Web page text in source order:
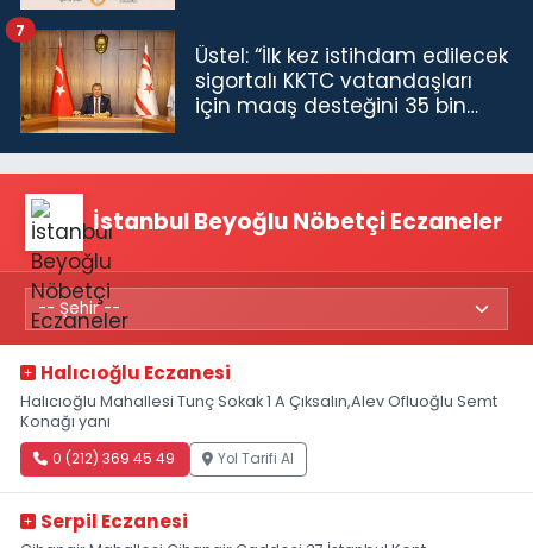
Üstel: “İlk kez istihdam edilecek
sigortalı KKTC vatandaşları
için maaş desteğini 35 bin
7
İstanbul Beyoğlu Nöbetçi Eczaneler
Halıcıoğlu Eczanesi
Halıcıoğlu Mahallesi Tunç Sokak 1 A Çıksalın,Alev Ofluoğlu Semt
Konağı yanı
0 (212) 369 45 49 Yol Tarifi Al
Serpil Eczanesi